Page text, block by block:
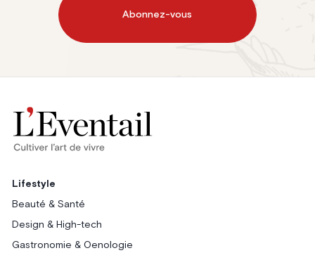
Abonnez-vous
Lifestyle
Beauté & Santé
Design & High-tech
Gastronomie & Oenologie